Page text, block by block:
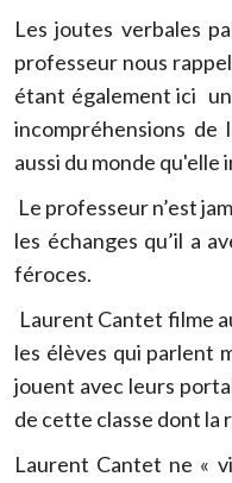
Les joutes verbales
professeur nous
étant également ici
incompréhensions de
aussi du monde qu'elle
Le professeur n’est
les échanges qu’il a
féroces.
Laurent Cantet filme
les élèves qui parlent
jouent avec leurs
de cette classe dont la
Laurent Cantet ne «